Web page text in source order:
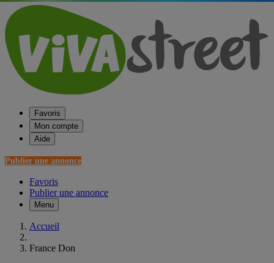
Favoris
Mon compte
Aide
Publier une annonce
Favoris
Publier une annonce
Menu
Accueil
France Don